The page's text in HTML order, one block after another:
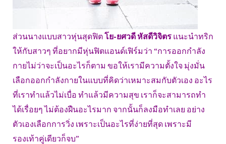
ส่วนนางแบบสาวหุ่นสุดฟิตโย-ยศวดี หัสดีวิจิตร แนะนำทริก
ให้กับสาวๆ ที่อยากมีหุ่นฟิตแอนด์เฟิร์มว่า “การออกกำลัง
กายไม่ว่าจะเป็นอะไรก็ตาม ขอให้เรามีความตั้งใจ มุ่งมั่น
เลือกออกกำลังกายในแบบที่คิดว่าเหมาะสมกับตัวเอง อะไร
ที่เราทำแล้วไม่เบื่อ ทำแล้วมีความสุข เราก็จะสามารถทำ
ได้เรื่อยๆ ไม่ต้องฝืนอะไรมาก จากนั้นก็ลงมือทำเลย อย่าง
ตัวเองเลือกการวิ่ง เพราะเป็นอะไรที่ง่ายที่สุด เพราะมี
รองเท้าคู่เดียวก็จบ”